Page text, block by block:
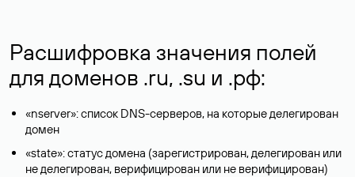
Расшифровка значения полей
для доменов .ru, .su и .рф:
«nserver»: список DNS-серверов, на которые делегирован
домен
«state»: статус домена (зарегистрирован, делегирован или
не делегирован, верифицирован или не верифицирован)